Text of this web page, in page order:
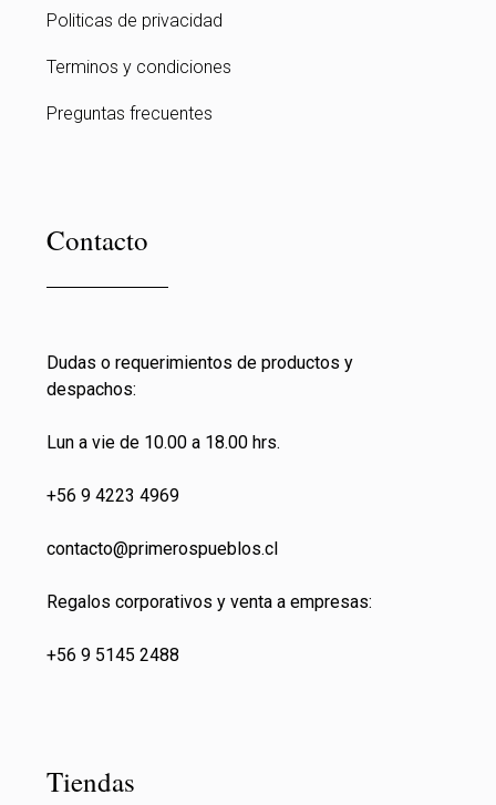
Politicas de privacidad
Terminos y condiciones
Preguntas frecuentes
Contacto
Dudas o requerimientos de productos y
despachos:
Lun a vie de 10.00 a 18.00 hrs.
+56 9 4223 4969
contacto@primerospueblos.cl
Regalos corporativos y venta a empresas:
+56 9 5145 2488
Tiendas